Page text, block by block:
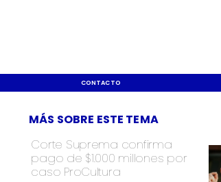
CONTACTO
Corte Suprema confirma
pago de $1.000 millones por
caso ProCultura
MÁS SOBRE ESTE TEMA